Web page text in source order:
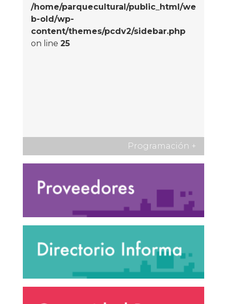
/home/parquecultural/public_html/we
b-old/wp-
content/themes/pcdv2/sidebar.php
on line 25
Programación +